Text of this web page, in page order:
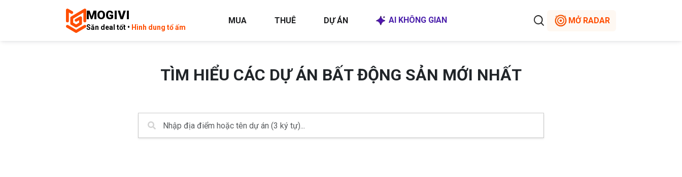
MOGIVI
Săn deal tốt • Hình dung tổ ấm
MUA THUÊ DỰ ÁN AI KHÔNG GIAN MỞ RADAR
TÌM HIỂU CÁC DỰ ÁN BẤT ĐỘNG SẢN MỚI NHẤT